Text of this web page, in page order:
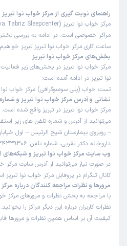
راهنمای نوبت گیری از مرکز خواب نوا تبریز
مراکز خصوصی است. در ادامه به بررسی
ساعت کاری مرکز خواب نوا تبریز تبریز
بخش‌های مرکز خواب نوا تبریز
مرکز خواب نوا تبریز در بخش‌های زیر
نوا تبریز در ادامه آمده است:
تست خواب (پلی سومنوگرافی) مرکز خواب نوا
نشانی و آدرس مرکز خواب نوا تبریز و
مرکز خواب نوا تبریز در تبریز واقع شده است.
می‌توانید از آدرس و شماره تلفن های زیر
– روبروی بیمارستان شیخ الرئیس – اول
داروخانه دکتر تقربی، شماره تلفن: 09934339306
وب سایت مرکز خواب نوا تبریز و شبکه‌های
در صورت نیاز می‌توانید از آدرس سایت مرکز
کانال تلگرام در پروفایل مرکز خواب نوا تبریز
مرورها و نظرات مراجعه کنندگان درباره
با مراجعه به بخش نظرات و مرورهای مرکز
نظرات کاربران درباره این دیگر مراکز را
کیفیت آن بر اساس همین نظرات و مرورها